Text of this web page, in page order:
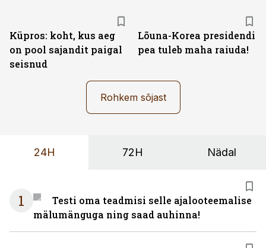
Küpros: koht, kus aeg
on pool sajandit paigal
seisnud
Lõuna-Korea presidendi
pea tuleb maha raiuda!
Rohkem sõjast
24H 72H Nädal
1
Testi oma teadmisi selle ajalooteemalise
mälumänguga ning saad auhinna!